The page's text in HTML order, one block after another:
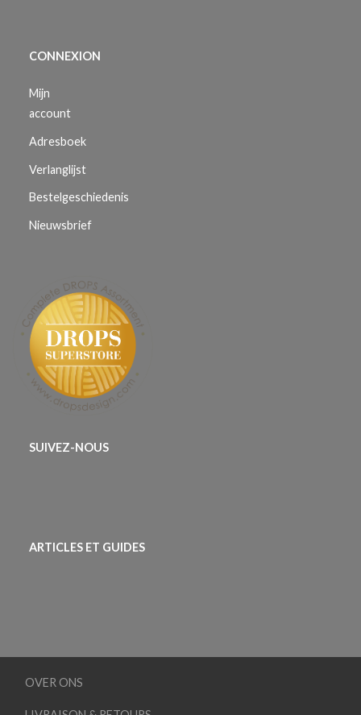
CONNEXION
Mijn
account
Adresboek
Verlanglijst
Bestelgeschiedenis
Nieuwsbrief
SUIVEZ-NOUS
ARTICLES ET GUIDES
OVER ONS